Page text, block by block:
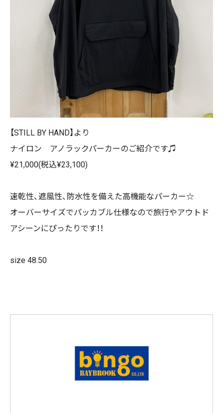
【STILL BY HAND】より
ナイロン アノラックパーカーのご紹介です♫
¥21,000(税込¥23,100)
速乾性、遮風性、防水性を備えた高機能なパーカー☆
オーバーサイズでパッカブル仕様なので旅行やアウトド
アシーンにぴったりです！！
size 48.50